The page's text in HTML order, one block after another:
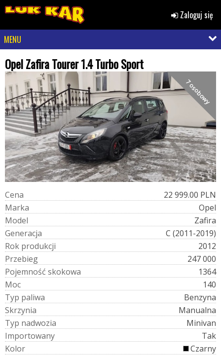
Zaloguj się
MENU
Opel Zafira Tourer 1.4 Turbo Sport
7 osobowy
Cena
22 999.00 PLN
Marka
Opel
Model
Zafira
Generacja
C (2011-2019)
Rok produkcji
2012
Przebieg
247 000
Pojemność skokowa
1364
Moc
140
Typ paliwa
Benzyna
Skrzynia
Manualna
Typ nadwozia
Minivan
Importowany
Tak
Kolor
Czarny